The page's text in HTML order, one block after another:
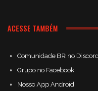
ACESSE TAMBÉM
Comunidade BR no
Grupo no Facebook
Nosso App Android